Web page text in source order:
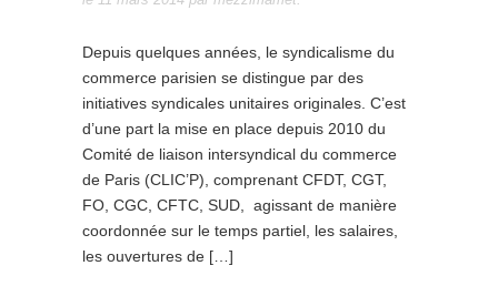
Depuis quelques années, le syndicalisme du
commerce parisien se distingue par des
initiatives syndicales unitaires originales. C’est
d’une part la mise en place depuis 2010 du
Comité de liaison intersyndical du commerce
de Paris (CLIC’P), comprenant CFDT, CGT,
FO, CGC, CFTC, SUD, agissant de manière
coordonnée sur le temps partiel, les salaires,
les ouvertures de […]